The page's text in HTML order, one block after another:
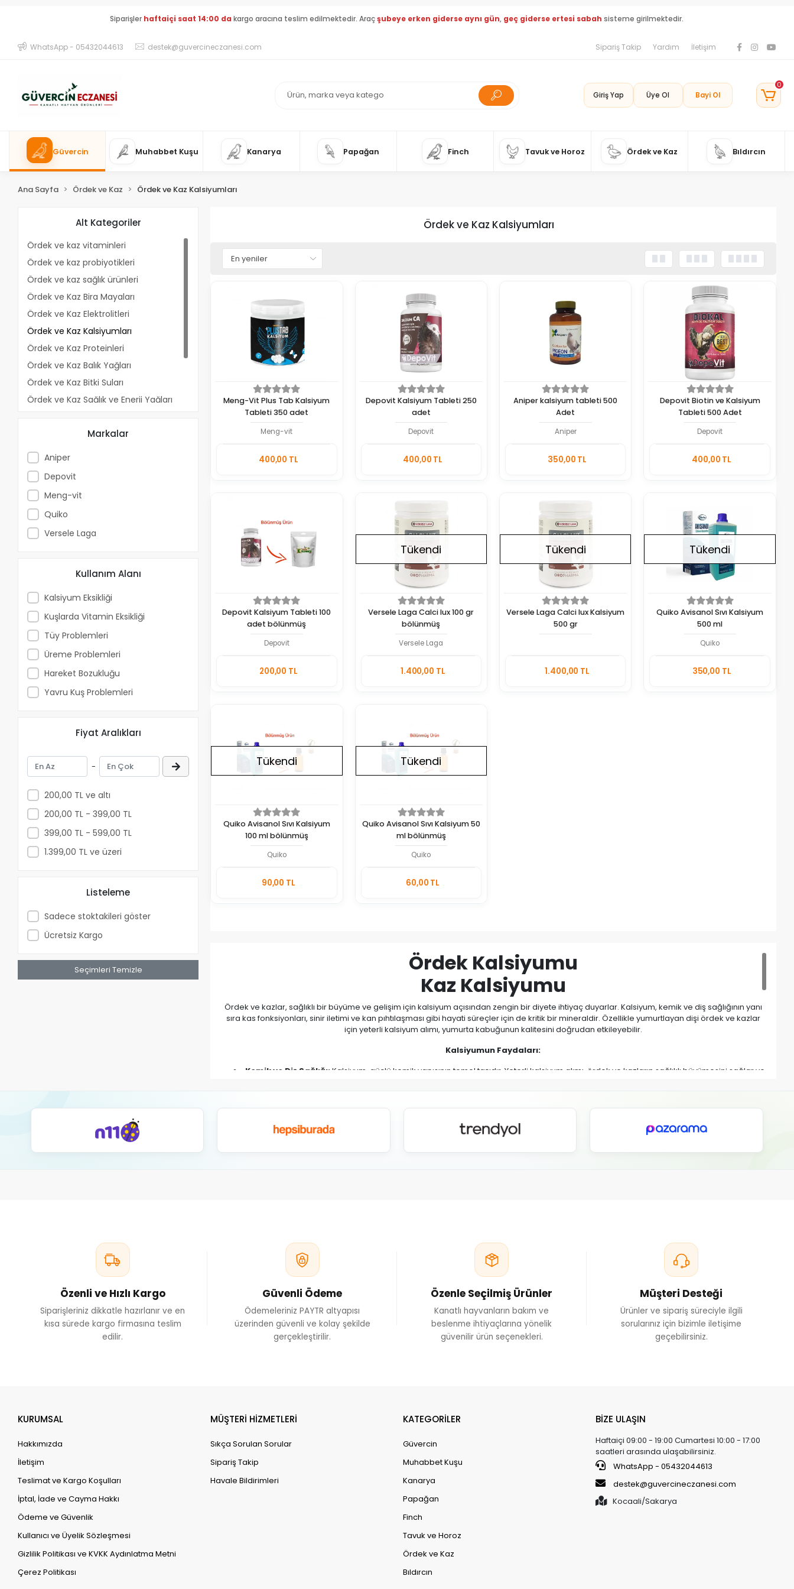
Siparişler haftaiçi saat 14:00 da kargo aracına teslim edilmektedir. Araçşubeye erken giderse aynı gün, geç giderse ertesi sabah sisteme girilmektedir.
WhatsApp - 05432044613 destek@guvercineczanesi.com Sipariş Takip Yardım İletişim
Giriş Yap Üye Ol Bayi Ol
0
Güvercin Muhabbet Kuşu Kanarya Papağan Finch Tavuk ve Horoz Ördek ve Kaz Bıldırcın
Ana Sayfa Ördek ve Kaz Ördek ve Kaz Kalsiyumları
Alt Kategoriler
Ördek ve kaz vitaminleri
Ördek ve kaz probiyotikleri
Ördek ve kaz sağlık ürünleri
Ördek ve Kaz Bira Mayaları
Ördek ve Kaz Elektrolitleri
Ördek ve Kaz Kalsiyumları
Ördek ve Kaz Proteinleri
Ördek ve Kaz Balık Yağları
Ördek ve Kaz Bitki Suları
Ördek ve Kaz Sağlık ve Enerji Yağları
Ördek ve Kaz Dış Parazit Ürünleri
Ördek ve Kaz Dezenfektanları
Markalar
Aniper
Depovit
Meng-vit
Quiko
Versele Laga
Kullanım Alanı
Kalsiyum Eksikliği
Kuşlarda Vitamin Eksikliği
Tüy Problemleri
Üreme Problemleri
Hareket Bozukluğu
Yavru Kuş Problemleri
Fiyat Aralıkları
-
200,00 TL ve altı
200,00 TL - 399,00 TL
399,00 TL - 599,00 TL
1.399,00 TL ve üzeri
Listeleme
Sadece stoktakileri göster
Ücretsiz Kargo
Seçimleri Temizle
Ördek ve Kaz Kalsiyumları
Meng-Vit Plus Tab Kalsiyum
Tableti 350 adet
Meng-vit
400,00 TL
Depovit Kalsiyum Tableti 250
adet
Depovit
400,00 TL
Aniper kalsiyum tableti 500
Adet
Aniper
350,00 TL
Depovit Biotin ve Kalsiyum
Tableti 500 Adet
Depovit
400,00 TL
Depovit Kalsiyum Tableti 100
adet bölünmüş
Depovit
200,00 TL
Tükendi
Versele Laga Calci lux 100 gr
bölünmüş
Versele Laga
1.400,00 TL
Tükendi
Versele Laga Calci lux Kalsiyum
500 gr
1.400,00 TL
Tükendi
Quiko Avisanol Sıvı Kalsiyum
500 ml
Quiko
350,00 TL
Tükendi
Quiko Avisanol Sıvı Kalsiyum
100 ml bölünmüş
Quiko
90,00 TL
Tükendi
Quiko Avisanol Sıvı Kalsiyum 50
ml bölünmüş
Quiko
60,00 TL
Ördek Kalsiyumu
Kaz Kalsiyumu
Ördek ve kazlar, sağlıklı bir büyüme ve gelişim için kalsiyum açısından zengin bir diyete ihtiyaç duyarlar. Kalsiyum, kemik ve diş sağlığının yanı
sıra kas fonksiyonları, sinir iletimi ve kan pıhtılaşması gibi hayati süreçler için de kritik bir mineraldir. Özellikle yumurtlayan dişi ördek ve kazlar
için yeterli kalsiyum alımı, yumurta kabuğunun kalitesini doğrudan etkileyebilir.
Kalsiyumun Faydaları:
Kemik ve Diş Sağlığı:Kalsiyum, güçlü kemik yapısının temel taşıdır. Yeterli kalsiyum alımı, ördek ve kazların sağlıklı büyümesini sağlar ve
sağlığını iyileştirir.
Ördek ve kazların beslenmesinde kalsiyum kaynakları, genellikle öğütülmüş kabuklu deniz ürünleri, kalsiyum karbonat
kaynaklarını kullanabilirsiniz. Yetişkin ördek ve kazlar için kalsiyum takviyesi, günlük yemlerine entegre edilerek, tüm yıl boyunca dengeli bir
şekilde sunulmalıdır.
Ördek ve kazlarınız için en uygun kalsiyum desteğini sağlamak, sağlıklı ve verimli bir yetiştiricilik için temel bir adımdır. Kalsiyum takviyesi ile,
hayvanlarınızın sağlığını iyileştirir ve üretim verimliliğini artırabilirsiniz.
Özenli ve Hızlı Kargo
Siparişleriniz dikkatle hazırlanır ve en
kısa sürede kargo firmasına teslim
edilir.
Güvenli Ödeme
Ödemeleriniz PAYTR altyapısı
üzerinden güvenli ve kolay şekilde
gerçekleştirilir.
Özenle Seçilmiş Ürünler
Kanatlı hayvanların bakım ve
beslenme ihtiyaçlarına yönelik
güvenilir ürün seçenekleri.
Müşteri Desteği
Ürünler ve sipariş süreciyle ilgili
sorularınız için bizimle iletişime
geçebilirsiniz.
KURUMSAL
Hakkımızda
İletişim
Teslimat ve Kargo Koşulları
İptal, İade ve Cayma Hakkı
Ödeme ve Güvenlik
Kullanıcı ve Üyelik Sözleşmesi
Gizlilik Politikası ve KVKK Aydınlatma Metni
Çerez Politikası
MÜŞTERİ HİZMETLERİ
Sıkça Sorulan Sorular
Sipariş Takip
Havale Bildirimleri
KATEGORİLER
Güvercin
Muhabbet Kuşu
Kanarya
Papağan
Finch
Tavuk ve Horoz
Ördek ve Kaz
Bıldırcın
BİZE ULAŞIN
Haftaiçi 09:00 - 19:00 Cumartesi 10:00 - 17:00
saatleri arasında ulaşabilirsiniz.
WhatsApp - 05432044613
destek@guvercineczanesi.com
Kocaali/Sakarya